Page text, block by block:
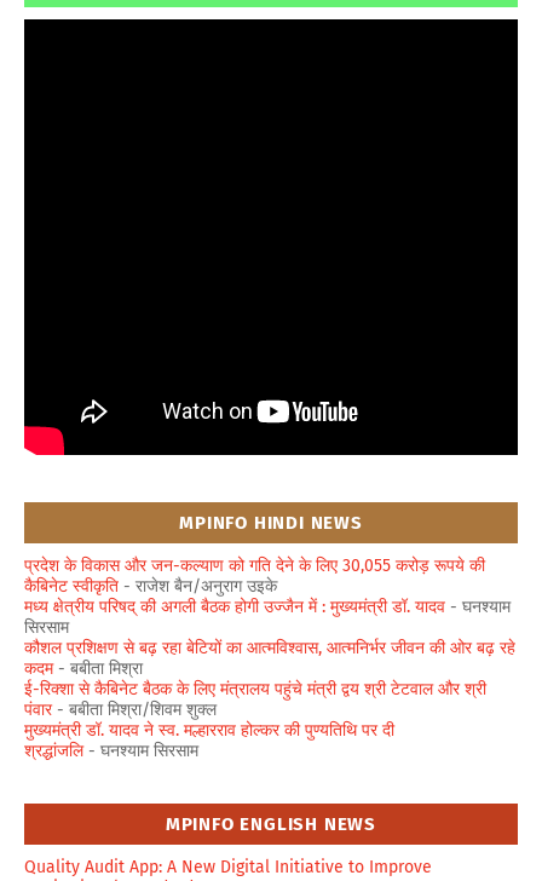
MPINFO HINDI NEWS
प्रदेश के विकास और जन-कल्याण को गति देने के लिए 30,055 करोड़ रूपये की
कैबिनेट स्वीकृति - राजेश बैन/अनुराग उइके
मध्य क्षेत्रीय परिषद् की अगली बैठक होगी उज्जैन में : मुख्यमंत्री डॉ. यादव - घनश्याम
सिरसाम
कौशल प्रशिक्षण से बढ़ रहा बेटियों का आत्मविश्वास, आत्मनिर्भर जीवन की ओर बढ़ रहे
कदम- बबीता मिश्रा
ई-रिक्शा से कैबिनेट बैठक के लिए मंत्रालय पहुंचे मंत्री द्वय श्री टेटवाल और श्री
पंवार- बबीता मिश्रा/शिवम शुक्ल
मुख्यमंत्री डॉ. यादव ने स्व. मल्हारराव होल्कर की पुण्यतिथि पर दी
श्रद्धांजलि- घनश्याम सिरसाम
MPINFO ENGLISH NEWS
Quality Audit App: A New Digital Initiative to Improve